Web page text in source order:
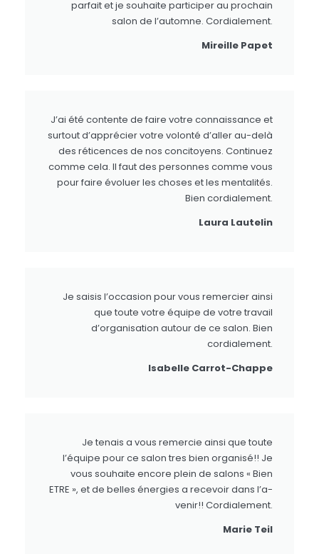
parfait et je souhaite participer au prochain
salon de l’automne. Cordialement.
Mireille Papet
J’ai été contente de faire votre connaissance et
surtout d’apprécier votre volonté d’aller au-delà
des réticences de nos concitoyens. Continuez
comme cela. Il faut des personnes comme vous
pour faire évoluer les choses et les mentalités.
Bien cordialement.
Laura Lautelin
Je saisis l’occasion pour vous remercier ainsi
que toute votre équipe de votre travail
d’organisation autour de ce salon. Bien
cordialement.
Isabelle Carrot-Chappe
Je tenais a vous remercie ainsi que toute
l’équipe pour ce salon tres bien organisé!! Je
vous souhaite encore plein de salons « Bien
ETRE », et de belles énergies a recevoir dans l’a-
venir!! Cordialement.
Marie Teil